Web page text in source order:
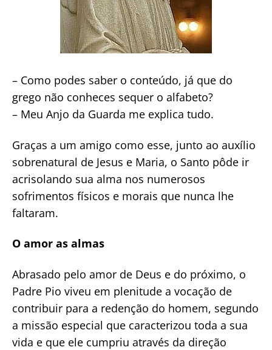
– Como podes saber o conteúdo, já que do
grego não conheces sequer o alfabeto?
– Meu Anjo da Guarda me explica tudo.
Graças a um amigo como esse, junto ao auxílio
sobrenatural de Jesus e Maria, o Santo pôde ir
acrisolando sua alma nos numerosos
sofrimentos físicos e morais que nunca lhe
faltaram.
O amor as almas
Abrasado pelo amor de Deus e do próximo, o
Padre Pio viveu em plenitude a vocação de
contribuir para a redenção do homem, segundo
a missão especial que caracterizou toda a sua
vida e que ele cumpriu através da direção